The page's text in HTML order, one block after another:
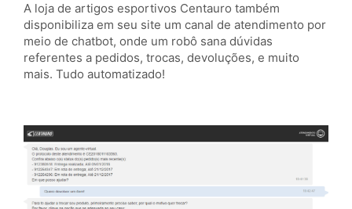
A loja de artigos esportivos Centauro também
disponibiliza em seu site um canal de atendimento por
meio de chatbot, onde um robô sana dúvidas
referentes a pedidos, trocas, devoluções, e muito
mais. Tudo automatizado!